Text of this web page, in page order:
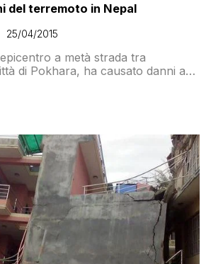
del terremoto in Nepal
25/04/2015
a metà strada tra
Pokhara, ha causato danni ad
avvertita fino a New Delhi in India